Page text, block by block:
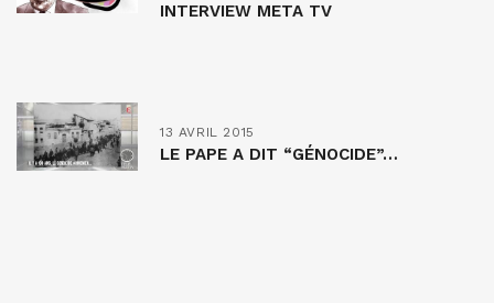
INTERVIEW META TV
13 AVRIL 2015
LE PAPE A DIT “GÉNOCIDE”…